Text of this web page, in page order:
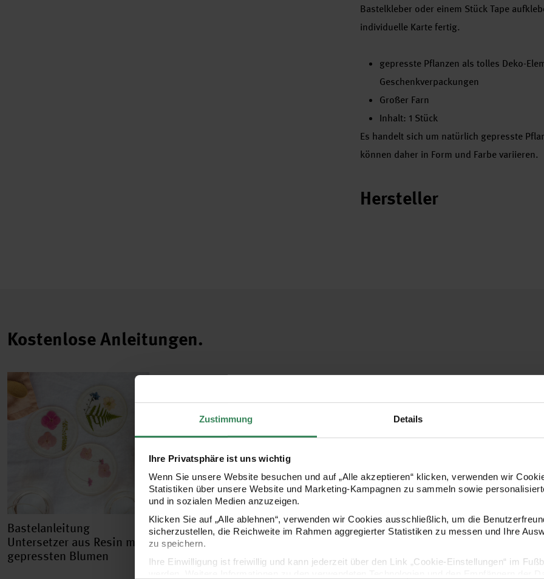
Zustimmung Details
Ihre Privatsphäre ist uns wichtig
Wenn Sie unsere Website besuchen und auf „Alle akzeptieren“ klicken, verwenden wir
Statistiken über unsere Website und Marketing-Kampagnen zu sammeln sowie
und in sozialen Medien anzuzeigen.
Klicken Sie auf „Alle ablehnen“, verwenden wir Cookies ausschließlich, um die
sicherzustellen, die Reichweite im Rahmen aggregierter Statistiken zu messen und Ihre
zu speichern.
Ihre Einwilligung ist freiwillig und kann jederzeit über den Link „Cookie-Einstellungen“ im
Bastelkleber oder einem Stück Tape
individuelle Karte fertig.
gepresste Pflanzen als tolles Deko-
Geschenkverpackungen
Großer Farn
Inhalt: 1 Stück
Es handelt sich um natürlich gepresste
können daher in Form und Farbe variieren.
Hersteller
Kostenlose Anleitungen.
Bastelanleitung
Untersetzer aus Resin mit
gepressten Blumen